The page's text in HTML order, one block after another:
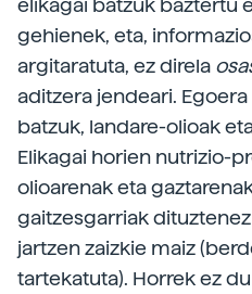
elikagai batzuk baztertu
gehienek, eta,
argitaratuta, ez direla
aditzera jendeari.
batzuk, landare-olioak
Elikagai horien nutrizio-
olioarenak eta
gaitzesgarriak
jartzen zaizkie maiz
tartekatuta). Horrek ez